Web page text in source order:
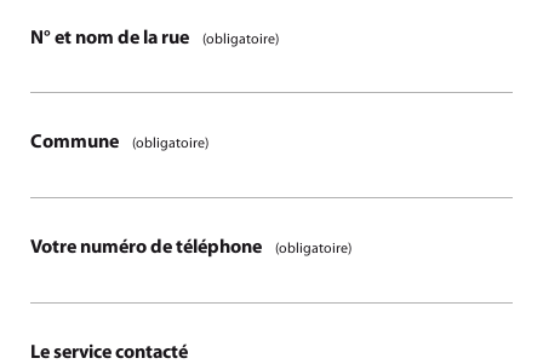
N° et nom de la rue (obligatoire)
Commune (obligatoire)
Votre numéro de téléphone (obligatoire)
Le service contacté